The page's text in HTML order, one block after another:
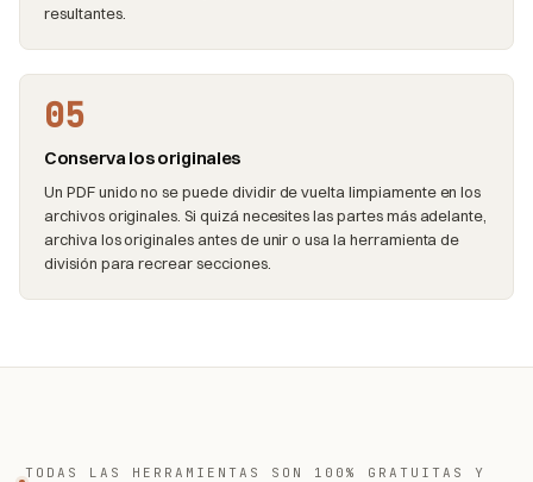
resultantes.
05
Conserva los originales
Un PDF unido no se puede dividir de vuelta limpiamente en los
archivos originales. Si quizá necesites las partes más adelante,
archiva los originales antes de unir o usa la herramienta de
división para recrear secciones.
TODAS LAS HERRAMIENTAS SON 100% GRATUITAS Y